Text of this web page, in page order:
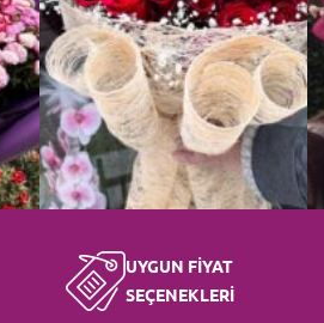
UYGUN FİYAT
SEÇENEKLERİ